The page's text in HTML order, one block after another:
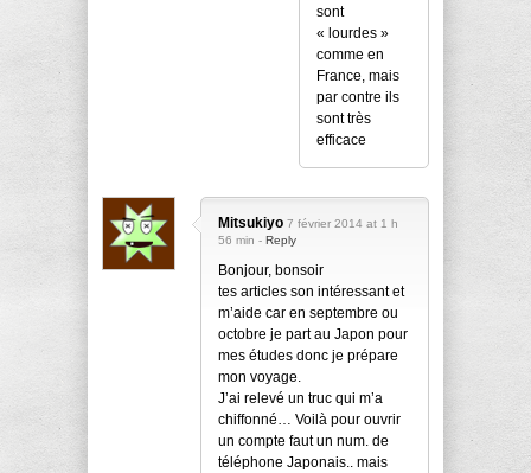
sont
« lourdes »
comme en
France, mais
par contre ils
sont très
efficace
Mitsukiyo 7 février 2014 at 1 h
56 min - Reply
Bonjour, bonsoir
tes articles son intéressant et
m’aide car en septembre ou
octobre je part au Japon pour
mes études donc je prépare
mon voyage.
J’ai relevé un truc qui m’a
chiffonné… Voilà pour ouvrir
un compte faut un num. de
téléphone Japonais.. mais